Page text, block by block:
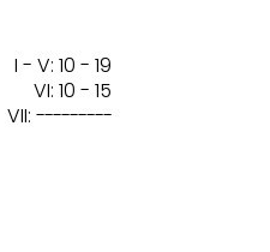
I - V: 10 - 19
VI: 10 - 15
VII: ---------